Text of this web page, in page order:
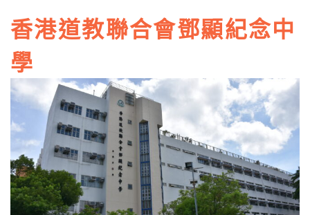
香港道教聯合會鄧顯紀念中
學